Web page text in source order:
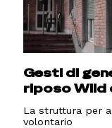
Gesti di
riposo Wild
La struttura per
volontario